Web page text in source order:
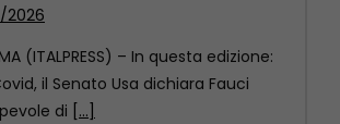
presi”
EMPEDOCLE (AGRIGENTO)
– “Oggi celebriamo un
importante: quello di fare in